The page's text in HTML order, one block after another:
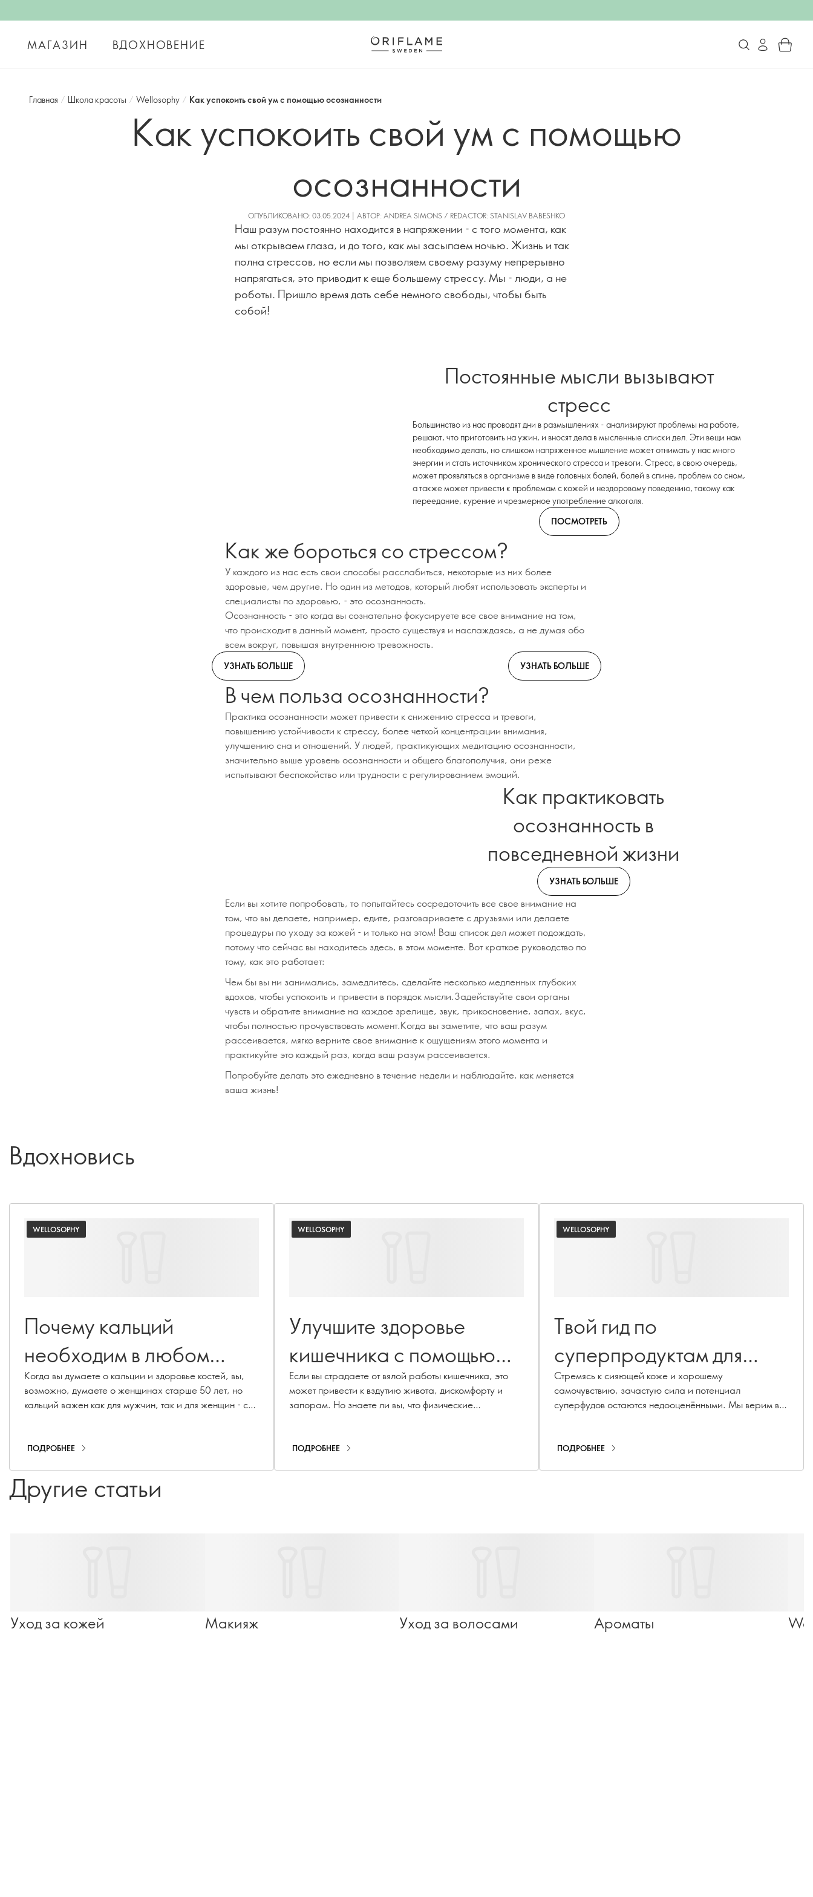
МАГАЗИН ВДОХНОВЕНИЕ
Главная / Школа красоты / Wellosophy / Как успокоить свой ум с помощью осознанности
Как успокоить свой ум с помощью
осознанности
ОПУБЛИКОВАНО: 03.05.2024 | АВТОР: ANDREA SIMONS / REDACTOR: STANISLAV BABESHKO
Наш разум постоянно находится в напряжении - с того момента, как
мы открываем глаза, и до того, как мы засыпаем ночью. Жизнь и так
полна стрессов, но если мы позволяем своему разуму непрерывно
напрягаться, это приводит к еще большему стрессу. Мы - люди, а не
роботы. Пришло время дать себе немного свободы, чтобы быть
собой!
Постоянные мысли вызывают
стресс
Большинство из нас проводят дни в размышлениях - анализируют проблемы на работе,
решают, что приготовить на ужин, и вносят дела в мысленные списки дел. Эти вещи нам
необходимо делать, но слишком напряженное мышление может отнимать у нас много
энергии и стать источником хронического стресса и тревоги. Стресс, в свою очередь,
может проявляться в организме в виде головных болей, болей в спине, проблем со сном,
а также может привести к проблемам с кожей и нездоровому поведению, такому как
переедание, курение и чрезмерное употребление алкоголя.
ПОСМОТРЕТЬ
Как же бороться со стрессом?
У каждого из нас есть свои способы расслабиться, некоторые из них более
здоровые, чем другие. Но один из методов, который любят использовать эксперты и
специалисты по здоровью, - это осознанность.
Осознанность - это когда вы сознательно фокусируете все свое внимание на том,
что происходит в данный момент, просто существуя и наслаждаясь, а не думая обо
всем вокруг, повышая внутреннюю тревожность.
УЗНАТЬ БОЛЬШЕ УЗНАТЬ БОЛЬШЕ
В чем польза осознанности?
Практика осознанности может привести к снижению стресса и тревоги,
повышению устойчивости к стрессу, более четкой концентрации внимания,
улучшению сна и отношений. У людей, практикующих медитацию осознанности,
значительно выше уровень осознанности и общего благополучия, они реже
испытывают беспокойство или трудности с регулированием эмоций.
Как практиковать
осознанность в
повседневной жизни
УЗНАТЬ БОЛЬШЕ
Если вы хотите попробовать, то попытайтесь сосредоточить все свое внимание на
том, что вы делаете, например, едите, разговариваете с друзьями или делаете
процедуры по уходу за кожей - и только на этом! Ваш список дел может подождать,
потому что сейчас вы находитесь здесь, в этом моменте. Вот краткое руководство по
тому, как это работает:
Чем бы вы ни занимались, замедлитесь, сделайте несколько медленных глубоких
вдохов, чтобы успокоить и привести в порядок мысли.Задействуйте свои органы
чувств и обратите внимание на каждое зрелище, звук, прикосновение, запах, вкус,
чтобы полностью прочувствовать момент.Когда вы заметите, что ваш разум
рассеивается, мягко верните свое внимание к ощущениям этого момента и
практикуйте это каждый раз, когда ваш разум рассеивается.
Попробуйте делать это ежедневно в течение недели и наблюдайте, как меняется
ваша жизнь!
Вдохновись
WELLOSOPHY
Почему кальций
необходим в любом
возрасте!
Когда вы думаете о кальции и здоровье костей, вы,
возможно, думаете о женщинах старше 50 лет, но
кальций важен как для мужчин, так и для женщин - с
убедиться, что вы - и те, кого вы любите, - получаете
ПОДРОБНЕЕ
WELLOSOPHY
Улучшите здоровье
кишечника с помощью
этих 3 простых
упражнений
Если вы страдаете от вялой работы кишечника, это
может привести к вздутию живота, дискомфорту и
запорам. Но знаете ли вы, что физические
вместе с нами!
ПОДРОБНЕЕ
WELLOSOPHY
Твой гид по
суперпродуктам для
сияющей кожи и
здорового кишечника
Стремясь к сияющей коже и хорошему
самочувствию, зачастую сила и потенциал
суперфудов остаются недооценёнными. Мы верим в
Давай познакомимся с невероятным миром
ПОДРОБНЕЕ
Другие статьи
Уход за кожей Макияж Уход за волосами Ароматы